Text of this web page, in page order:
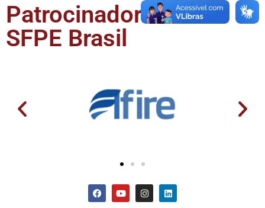
Patrocinadores da
SFPE Brasil